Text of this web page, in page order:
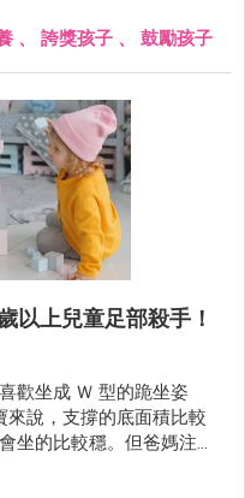
，影響他們的全面成長。
、 誇獎孩子 、 鼓勵孩子
以上兒童足部殺手！
歡坐成 Ｗ 型的跪坐姿
說，支撐的底面積比較
坐的比較穩。但爸媽注意
有礙！